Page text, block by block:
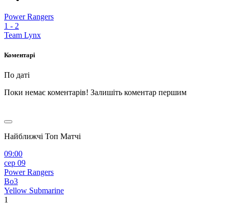
Power Rangers
1 - 2
Team Lynx
Коментарі
По даті
Поки немає коментарів! Залишіть коментар першим
Найближчі Топ Матчі
09:00
сер 09
Power Rangers
Bo3
Yellow Submarine
1